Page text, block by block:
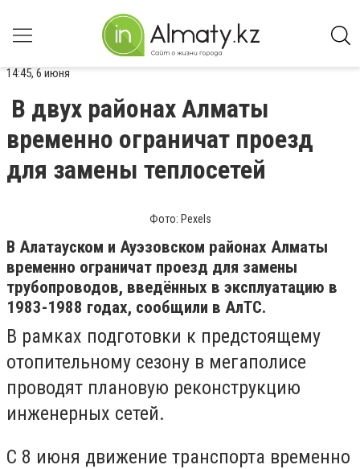
14:45, 6 июня
В двух районах Алматы
временно ограничат проезд
для замены теплосетей
Фото: Pexels
В Алатауском и Ауэзовском районах Алматы
временно ограничат проезд для замены
трубопроводов, введённых в эксплуатацию в
1983-1988 годах, сообщили в АлТС.
В рамках подготовки к предстоящему
отопительному сезону в мегаполисе
проводят плановую реконструкцию
инженерных сетей.
С 8 июня движение транспорта временно